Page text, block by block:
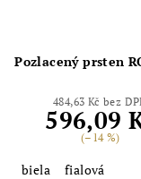
Pozlacený prsten
484,63 Kč bez
596,09
(–14 %)
biela
fialová